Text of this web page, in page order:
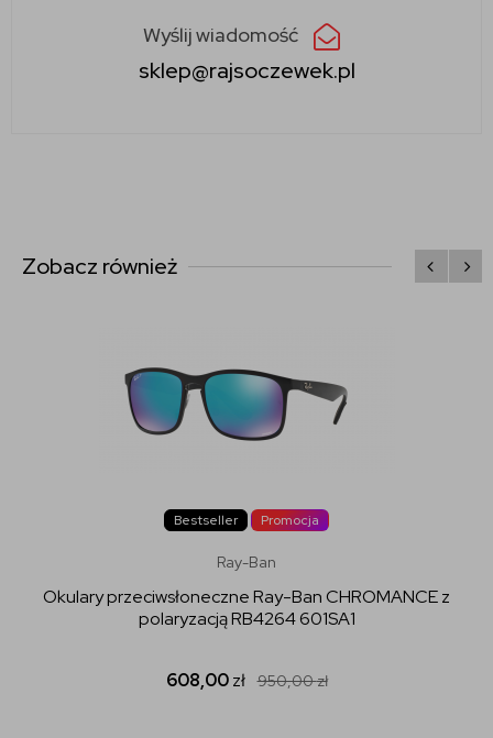
Wyślij wiadomość
sklep@rajsoczewek.pl
Zobacz również
Bestseller Promocja
Ray-Ban
Okulary przeciwsłoneczne Ray-Ban CHROMANCE z
polaryzacją RB4264 601SA1
608,00zł 950,00zł